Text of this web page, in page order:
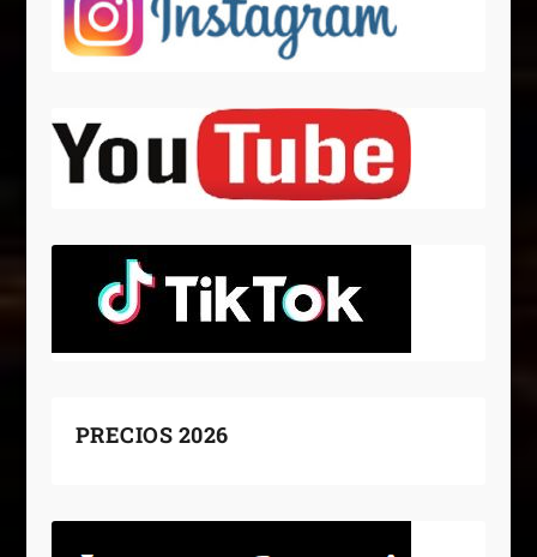
PRECIOS 2026